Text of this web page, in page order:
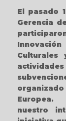
El pasado
Gerencia
Culturales
organizado
Europea.
nuestro